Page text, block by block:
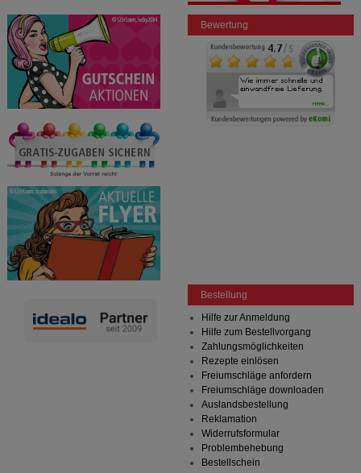
Bewertung
Bestellung
Hilfe zur Anmeldung
Hilfe zum Bestellvorgang
Zahlungsmöglichkeiten
Rezepte einlösen
Freiumschläge anfordern
Freiumschläge downloaden
Auslandsbestellung
Reklamation
Widerrufsformular
Problembehebung
Bestellschein